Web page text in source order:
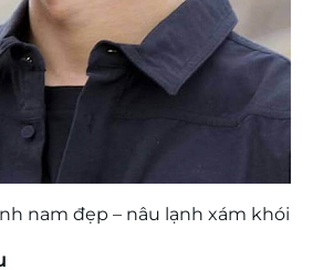
nam đẹp – nâu lạnh xám khói